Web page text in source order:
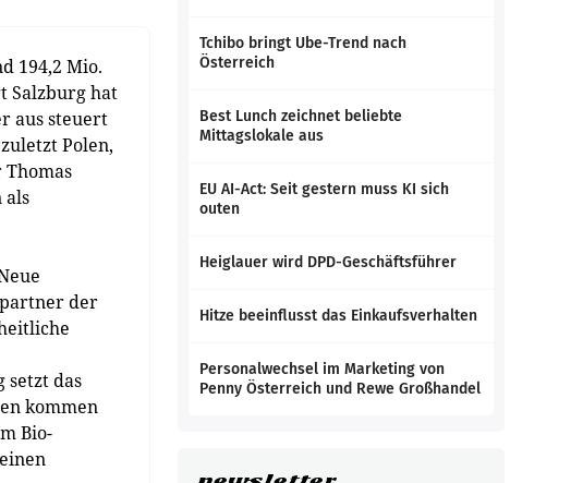
194,2 Mio.
Salzburg hat
aus steuert
Polen,
als
der
das
kommen
Bio-
Tchibo bringt Ube-Trend nach
Österreich
Best Lunch zeichnet beliebte
Mittagslokale aus
EU AI-Act: Seit gestern muss KI sich
outen
Heiglauer wird DPD-Geschäftsführer
Hitze beeinflusst das Einkaufsverhalten
Personalwechsel im Marketing von
Penny Österreich und Rewe Großhandel